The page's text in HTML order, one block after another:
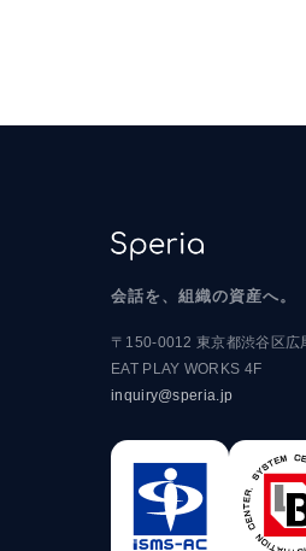
会話を、組織の資産へ。
〒150-0012 東京都渋谷区広
EAT PLAY WORKS 4F
inquiry@speria.jp